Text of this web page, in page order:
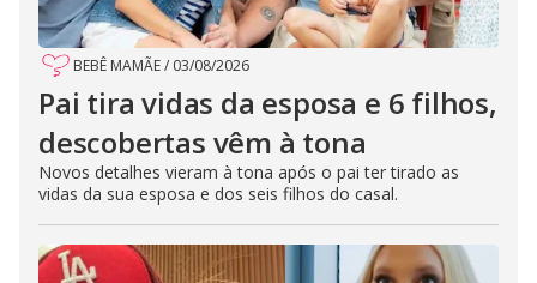
BEBÊ MAMÃE/ 03/08/2026
Pai tira vidas da esposa e 6 filhos,
descobertas vêm à tona
Novos detalhes vieram à tona após o pai ter tirado as
vidas da sua esposa e dos seis filhos do casal.